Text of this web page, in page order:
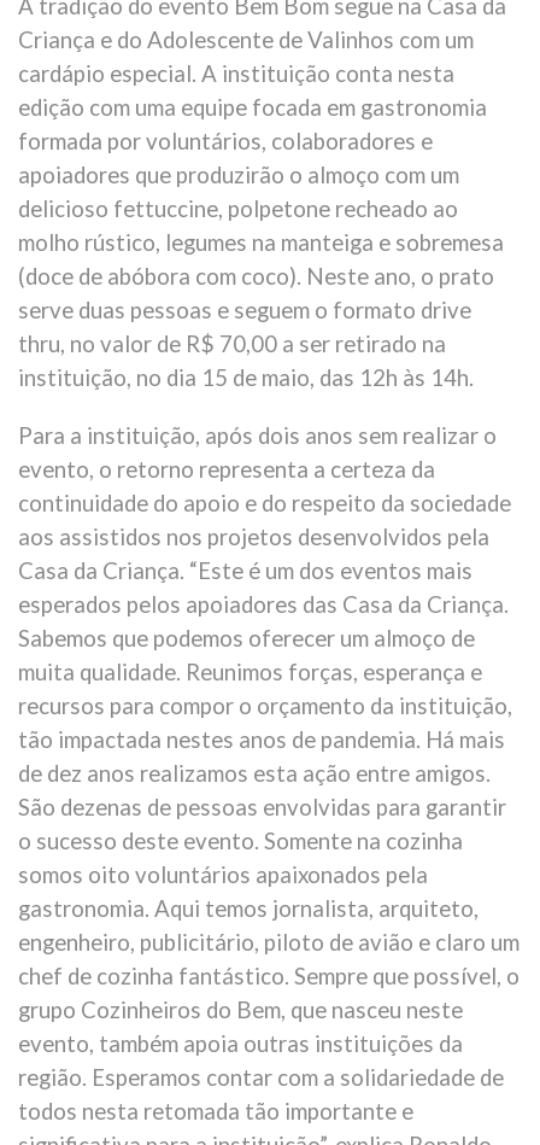
A tradição do evento Bem Bom segue na Casa da
Criança e do Adolescente de Valinhos com um
cardápio especial. A instituição conta nesta
edição com uma equipe focada em gastronomia
formada por voluntários, colaboradores e
apoiadores que produzirão o almoço com um
delicioso fettuccine, polpetone recheado ao
molho rústico, legumes na manteiga e sobremesa
(doce de abóbora com coco). Neste ano, o prato
serve duas pessoas e seguem o formato drive
thru, no valor de R$ 70,00 a ser retirado na
instituição, no dia 15 de maio, das 12h às 14h.
Para a instituição, após dois anos sem realizar o
evento, o retorno representa a certeza da
continuidade do apoio e do respeito da sociedade
aos assistidos nos projetos desenvolvidos pela
Casa da Criança. “Este é um dos eventos mais
esperados pelos apoiadores das Casa da Criança.
Sabemos que podemos oferecer um almoço de
muita qualidade. Reunimos forças, esperança e
recursos para compor o orçamento da instituição,
tão impactada nestes anos de pandemia. Há mais
de dez anos realizamos esta ação entre amigos.
São dezenas de pessoas envolvidas para garantir
o sucesso deste evento. Somente na cozinha
somos oito voluntários apaixonados pela
gastronomia. Aqui temos jornalista, arquiteto,
engenheiro, publicitário, piloto de avião e claro um
chef de cozinha fantástico. Sempre que possível, o
grupo Cozinheiros do Bem, que nasceu neste
evento, também apoia outras instituições da
região. Esperamos contar com a solidariedade de
todos nesta retomada tão importante e